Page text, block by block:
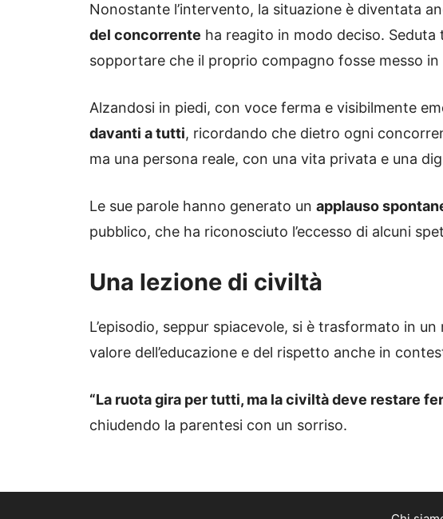
Nonostante l’intervento, la situazione è diventata
del concorrente ha reagito in modo deciso.
sopportare che il proprio compagno fosse messo
Alzandosi in piedi, con voce ferma e visibilmente
davanti a tutti, ricordando che dietro ogni
ma una persona reale, con una vita privata e una
Le sue parole hanno generato un applauso
pubblico, che ha riconosciuto l’eccesso di alcuni
Una lezione di civiltà
L’episodio, seppur spiacevole, si è trasformato in
valore dell’educazione e del rispetto anche in
“La ruota gira per tutti, ma la civiltà deve restare
chiudendo la parentesi con un sorriso.